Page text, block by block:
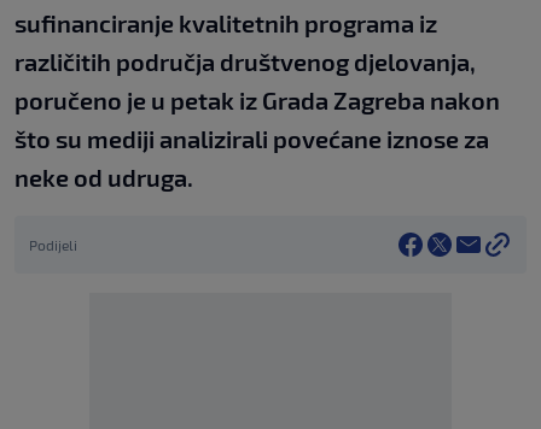
sufinanciranje kvalitetnih programa iz
različitih područja društvenog djelovanja,
poručeno je u petak iz Grada Zagreba nakon
što su mediji analizirali povećane iznose za
neke od udruga.
Podijeli